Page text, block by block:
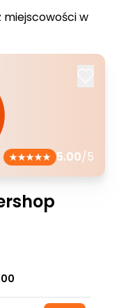
miejscowości w
5.00/5